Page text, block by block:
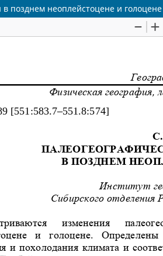
позднем неоплейстоцене и голоцене